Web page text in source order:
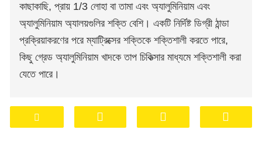
কাছাকাছি, প্রায় 1/3 লোহা বা তামা এবং অ্যালুমিনিয়াম এবং
অ্যালুমিনিয়াম অ্যালয়গুলির শক্তি বেশি। একটি নির্দিষ্ট ডিগ্রী ঠান্ডা
প্রক্রিয়াকরণের পরে ম্যাট্রিক্সের শক্তিকে শক্তিশালী করতে পারে,
কিছু গ্রেড অ্যালুমিনিয়াম খাদকে তাপ চিকিত্সার মাধ্যমে শক্তিশালী করা
যেতে পারে।